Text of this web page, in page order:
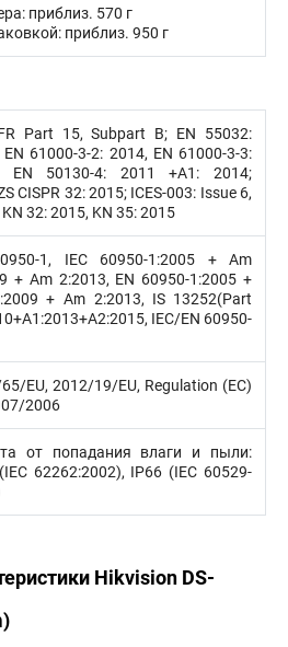
приблиз. 570 г
приблиз. 950 г
Part 15, Subpart B; EN 55032:
EN 61000-3-2: 2014, EN 61000-3-3:
EN 50130-4: 2011 +A1: 2014;
CISPR 32: 2015; ICES-003: Issue 6,
32: 2015, KN 35: 2015
1, IEC 60950-1:2005 + Am
+ Am 2:2013, EN 60950-1:2005 +
+ Am 2:2013, IS 13252(Part
IEC/EN 60950-
EU, 2012/19/EU, Regulation (EC)
2006
от попадания влаги и пыли:
62262:2002), IP66 (IEC 60529-
Hikvision DS-